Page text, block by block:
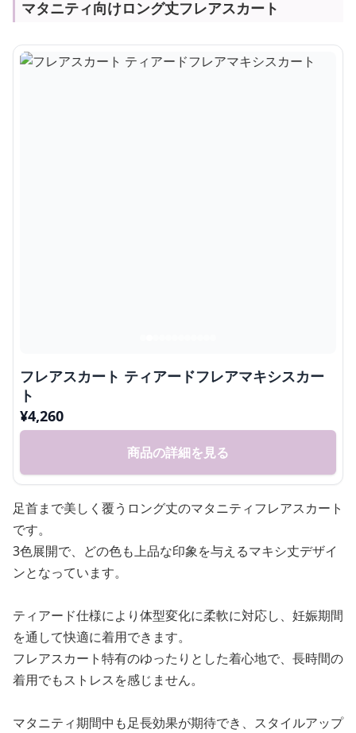
マタニティ向けロング丈フレアスカート
フレアスカート ティアードフレアマキシスカー
ト
¥4,260
商品の詳細を見る
足首まで美しく覆うロング丈のマタニティフレアスカート
です。
3色展開で、どの色も上品な印象を与えるマキシ丈デザイ
ンとなっています。
ティアード仕様により体型変化に柔軟に対応し、妊娠期間
を通して快適に着用できます。
フレアスカート特有のゆったりとした着心地で、長時間の
着用でもストレスを感じません。
マタニティ期間中も足長効果が期待でき、スタイルアップ